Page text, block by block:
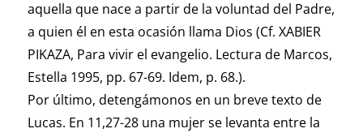
aquella que nace a partir de la voluntad del Padre,
a quien él en esta ocasión llama Dios (Cf. XABIER
PIKAZA, Para vivir el evangelio. Lectura de Marcos,
Estella 1995, pp. 67-69. Idem, p. 68.).
Por último, detengámonos en un breve texto de
Lucas. En 11,27-28 una mujer se levanta entre la